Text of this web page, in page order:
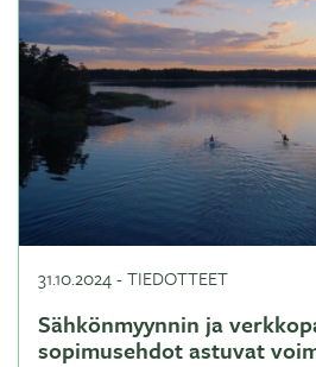
31.10.2024-TIEDOTTEET
Sähkönmyynnin ja
sopimusehdot astuvat